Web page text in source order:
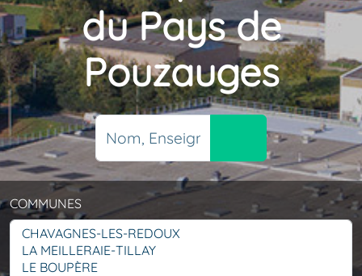
du Pays de
Pouzauges
COMMUNES